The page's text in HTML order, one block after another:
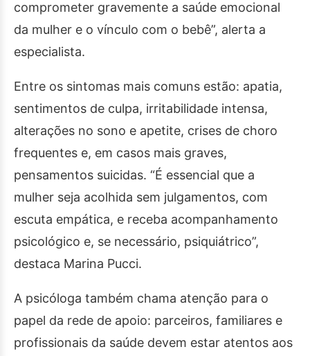
comprometer gravemente a saúde emocional
da mulher e o vínculo com o bebê”, alerta a
especialista.
Entre os sintomas mais comuns estão: apatia,
sentimentos de culpa, irritabilidade intensa,
alterações no sono e apetite, crises de choro
frequentes e, em casos mais graves,
pensamentos suicidas. “É essencial que a
mulher seja acolhida sem julgamentos, com
escuta empática, e receba acompanhamento
psicológico e, se necessário, psiquiátrico”,
destaca Marina Pucci.
A psicóloga também chama atenção para o
papel da rede de apoio: parceiros, familiares e
profissionais da saúde devem estar atentos aos